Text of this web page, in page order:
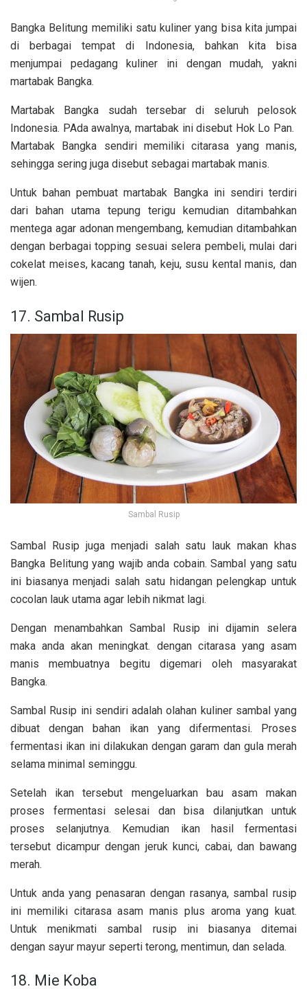
Bangka Belitung memiliki satu kuliner yang bisa kita jumpai
di berbagai tempat di Indonesia, bahkan kita bisa
menjumpai pedagang kuliner ini dengan mudah, yakni
martabak Bangka.
Martabak Bangka sudah tersebar di seluruh pelosok
Indonesia. PAda awalnya, martabak ini disebut Hok Lo Pan.
Martabak Bangka sendiri memiliki citarasa yang manis,
sehingga sering juga disebut sebagai martabak manis.
Untuk bahan pembuat martabak Bangka ini sendiri terdiri
dari bahan utama tepung terigu kemudian ditambahkan
mentega agar adonan mengembang, kemudian ditambahkan
dengan berbagai topping sesuai selera pembeli, mulai dari
cokelat meises, kacang tanah, keju, susu kental manis, dan
wijen.
17. Sambal Rusip
Sambal Rusip
Sambal Rusip juga menjadi salah satu lauk makan khas
Bangka Belitung yang wajib anda cobain. Sambal yang satu
ini biasanya menjadi salah satu hidangan pelengkap untuk
cocolan lauk utama agar lebih nikmat lagi.
Dengan menambahkan Sambal Rusip ini dijamin selera
maka anda akan meningkat. dengan citarasa yang asam
manis membuatnya begitu digemari oleh masyarakat
Bangka.
Sambal Rusip ini sendiri adalah olahan kuliner sambal yang
dibuat dengan bahan ikan yang difermentasi. Proses
fermentasi ikan ini dilakukan dengan garam dan gula merah
selama minimal seminggu.
Setelah ikan tersebut mengeluarkan bau asam makan
proses fermentasi selesai dan bisa dilanjutkan untuk
proses selanjutnya. Kemudian ikan hasil fermentasi
tersebut dicampur dengan jeruk kunci, cabai, dan bawang
merah.
Untuk anda yang penasaran dengan rasanya, sambal rusip
ini memiliki citarasa asam manis plus aroma yang kuat.
Untuk menikmati sambal rusip ini biasanya ditemai
dengan sayur mayur seperti terong, mentimun, dan selada.
18. Mie Koba